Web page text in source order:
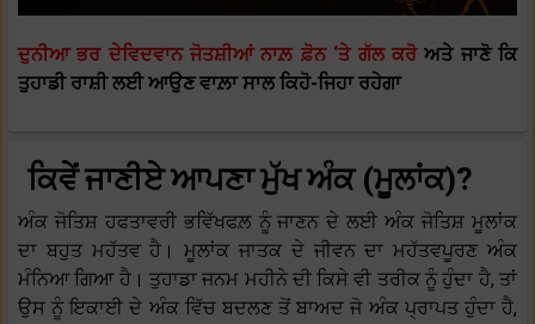
ਦੁਨੀਆ ਭਰ ਦੇਵਿਦਵਾਨ ਜੋਤਸ਼ੀਆਂ ਨਾਲ਼ ਫ਼ੋਨ ‘ਤੇ ਗੱਲ ਕਰੋਅਤੇ ਜਾਣੋ ਕਿ
ਤੁਹਾਡੀ ਰਾਸ਼ੀ ਲਈ ਆਉਣ ਵਾਲ਼ਾ ਸਾਲ ਕਿਹੋ-ਜਿਹਾ ਰਹੇਗਾ
ਕਿਵੇਂ ਜਾਣੀਏ ਆਪਣਾ ਮੁੱਖ ਅੰਕ (ਮੂਲਾਂਕ)?
ਅੰਕ ਜੋਤਿਸ਼ ਹਫਤਾਵਰੀ ਭਵਿੱਖਫਲ਼ ਨੂੰ ਜਾਣਨ ਦੇ ਲਈ ਅੰਕ ਜੋਤਿਸ਼ ਮੂਲਾਂਕ
ਦਾ ਬਹੁਤ ਮਹੱਤਵ ਹੈ। ਮੂਲਾਂਕ ਜਾਤਕ ਦੇ ਜੀਵਨ ਦਾ ਮਹੱਤਵਪੂਰਣ ਅੰਕ
ਮੰਨਿਆ ਗਿਆ ਹੈ। ਤੁਹਾਡਾ ਜਨਮ ਮਹੀਨੇ ਦੀ ਕਿਸੇ ਵੀ ਤਰੀਕ ਨੂੰ ਹੁੰਦਾ ਹੈ, ਤਾਂ
ਉਸ ਨੂੰ ਇਕਾਈ ਦੇ ਅੰਕ ਵਿੱਚ ਬਦਲਣ ਤੋਂ ਬਾਅਦ ਜੋ ਅੰਕ ਪ੍ਰਾਪਤ ਹੁੰਦਾ ਹੈ,